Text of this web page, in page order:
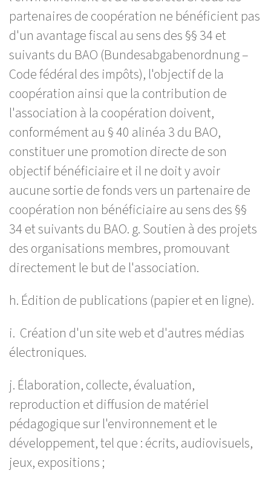
partenaires de coopération ne bénéficient pas
d'un avantage fiscal au sens des §§ 34 et
suivants du BAO (Bundesabgabenordnung –
Code fédéral des impôts), l'objectif de la
coopération ainsi que la contribution de
l'association à la coopération doivent,
conformément au § 40 alinéa 3 du BAO,
constituer une promotion directe de son
objectif bénéficiaire et il ne doit y avoir
aucune sortie de fonds vers un partenaire de
coopération non bénéficiaire au sens des §§
34 et suivants du BAO. g. Soutien à des projets
des organisations membres, promouvant
directement le but de l'association.
h. Édition de publications (papier et en ligne).
i. Création d'un site web et d'autres médias
électroniques.
j. Élaboration, collecte, évaluation,
reproduction et diffusion de matériel
pédagogique sur l'environnement et le
développement, tel que : écrits, audiovisuels,
jeux, expositions ;